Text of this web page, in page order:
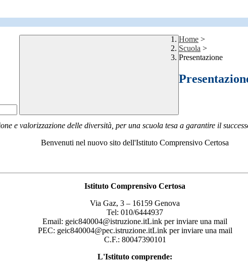
Home >
Scuola >
Presentazione
e valorizzazione delle diversità, per una scuola tesa a garantire il
Benvenuti nel nuovo sito dell'Istituto Comprensivo Certosa
Istituto Comprensivo Certosa
Via Gaz, 3 – 16159 Genova
Tel: 010/6444937
Email: geic840004@istruzione.itLink per inviare una mail
PEC: geic840004@pec.istruzione.itLink per inviare una mail
C.F.: 80047390101
L'Istituto comprende: